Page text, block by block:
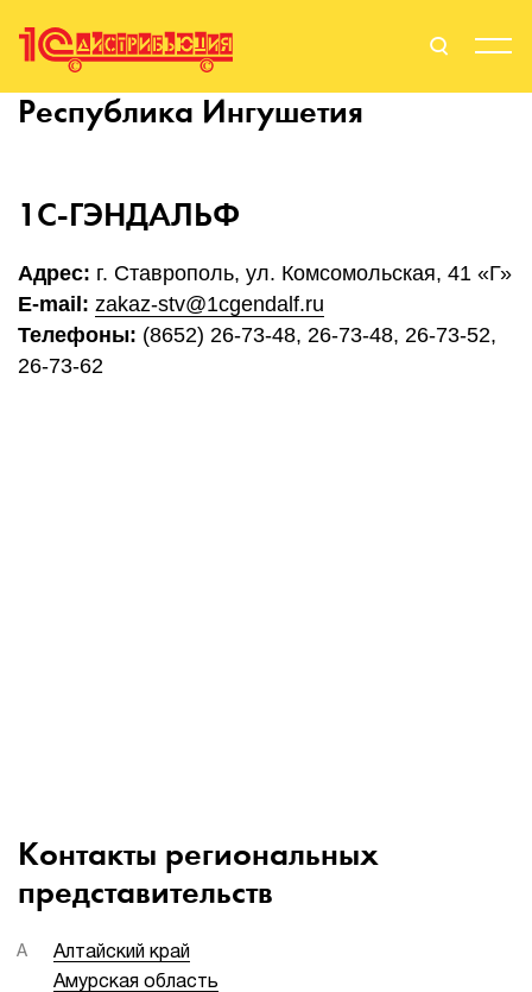
Поиск
О нас
Вендоры
Республика Ингушетия
1С-ГЭНДАЛЬФ
Адрес: г. Ставрополь, ул. Комсомольская, 41 «Г»
E-mail: zakaz-stv@1cgendalf.ru
Телефоны: (8652) 26-73-48, 26-73-48, 26-73-52,
26-73-62
Контакты региональных
представительств
А
Алтайский край
Амурская область